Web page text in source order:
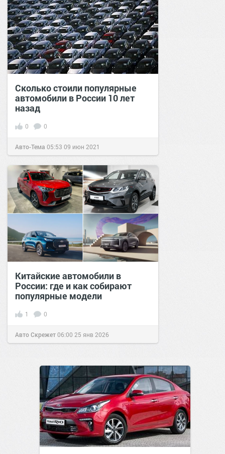
Сколько стоили популярные
автомобили в России 10 лет
назад
0 0
Авто-Тема 05:53 09 июн 2021
Китайские автомобили в
России: где и как собирают
популярные модели
1 0
Авто Скрежет06:00 25 янв 2026